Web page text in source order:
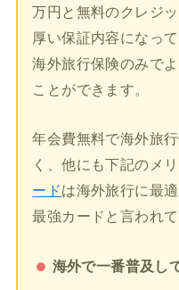
万円と無料のクレジ
厚い保証内容になって
海外旅行保険のみで
ことができます。
年会費無料で海外旅
く、他にも下記のメ
ードは海外旅行に最
最強カードと言われて
海外で一番普及し